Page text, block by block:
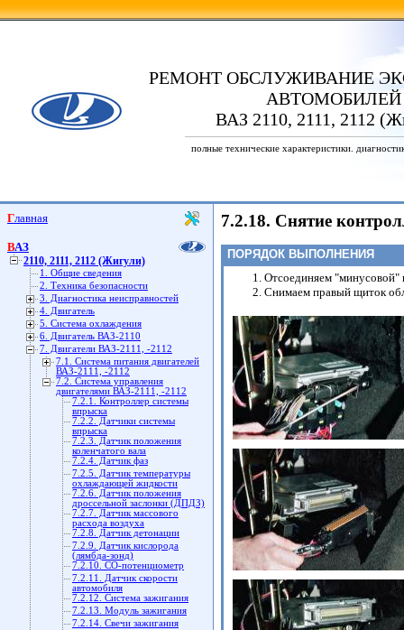
РЕМОНТ ОБСЛУЖИВАНИЕ
АВТОМОБИЛЕЙ
ВАЗ 2110, 2111, 2112
полные технические характеристики.
Главная
ВАЗ
2110, 2111, 2112 (Жигули)
1. Общие сведения
2. Техника безопасности
3. Диагностика неисправностей
4. Двигатель
5. Система охлаждения
6. Двигатель ВАЗ-2110
7. Двигатели ВАЗ-2111, -2112
7.1. Система питания двигателей
ВАЗ-2111, -2112
7.2. Система управления
двигателями ВАЗ-2111, -2112
7.2.1. Контроллер системы
впрыска
7.2.2. Датчики системы
впрыска
7.2.3. Датчик положения
коленчатого вала
7.2.4. Датчик фаз
7.2.5. Датчик температуры
охлаждающей жидкости
7.2.6. Датчик положения
дроссельной заслонки (ДПДЗ)
7.2.7. Датчик массового
расхода воздуха
7.2.8. Датчик детонации
7.2.9. Датчик кислорода
(лямбда-зонд)
7.2.10. СО-потенциометр
7.2.11. Датчик скорости
автомобиля
7.2.12. Система зажигания
7.2.13. Модуль зажигания
7.2.14. Свечи зажигания
7.2.18. Снятие
ПОРЯДОК ВЫПОЛНЕНИЯ
Отсоединяем "минусовой"
Снимаем правый щиток